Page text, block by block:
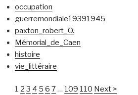
occupation
guerremondiale19391945
paxton_robert_O.
Mémorial_de_Caen
histoire
vie_littéraire
1 2 3 4 5 6 7… 109 110 Next >